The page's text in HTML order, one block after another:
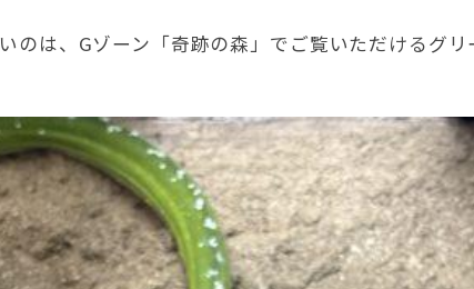
のは、Gゾーン「奇跡の森」でご覧いただけるグ